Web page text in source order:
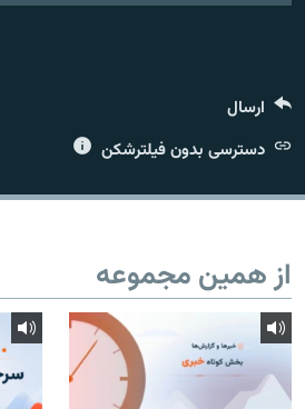
ارسال
دسترسی بدون فیلترشکن
از همین مجموعه